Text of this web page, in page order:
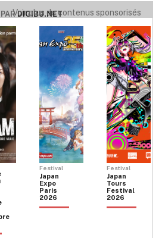
DIGIBU.NET
Voir plus de contenus sponsorisés
Festival
Japan
Expo
Paris
2026
Festival
Japan
Tours
Festival
2026